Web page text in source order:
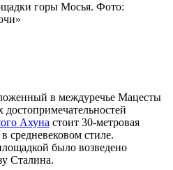
горы Мосья. Фото:
в междуречье Мацесты
Ахуна стоит 30‑метровая
средневековом стиле.
было возведено
Сталина.